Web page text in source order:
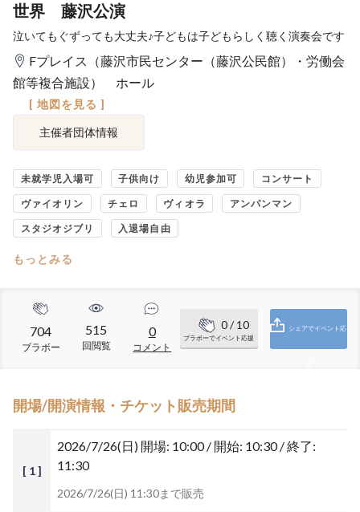
世界 藤沢公演
泣いてもぐずっても大丈夫♪子どもは子どもらしく聴く演奏会です
Fプレイス（藤沢市民センター（藤沢公民館）・労働会
館等複合施設） ホール
[ 地図を見る ]
主催者団体情報
未就学児入場可 子供向け 幼児参加可 コンサート
ヴァイオリン チェロ ヴィオラ アンパンマン
スタジオジブリ 入退場自由
もっとみる
704
ブラボー
515
回閲覧
0
コメント
0/ 10
ブラボーでイベント応援
シェアでイベント応
開場/開演情報・チケット販売期間
[ 1 ]
2026/7/26(日) 開場: 10:00 / 開始: 10:30 / 終了:
11:30
2026/7/26(日) 11:30まで販売